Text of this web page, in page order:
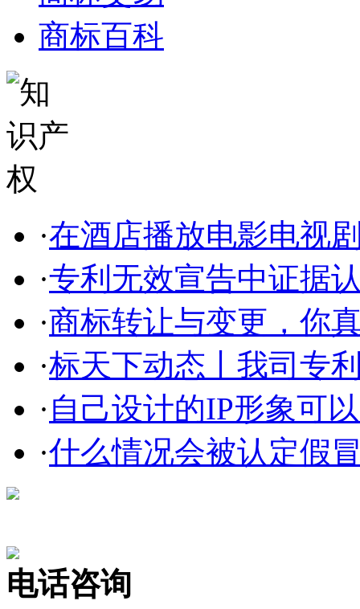
商标百科
·在酒店播放电影电视
·专利无效宣告中证据
·商标转让与变更，你
·标天下动态丨我司专
· 自己设计的IP形象可
·什么情况会被认定假
电话咨询